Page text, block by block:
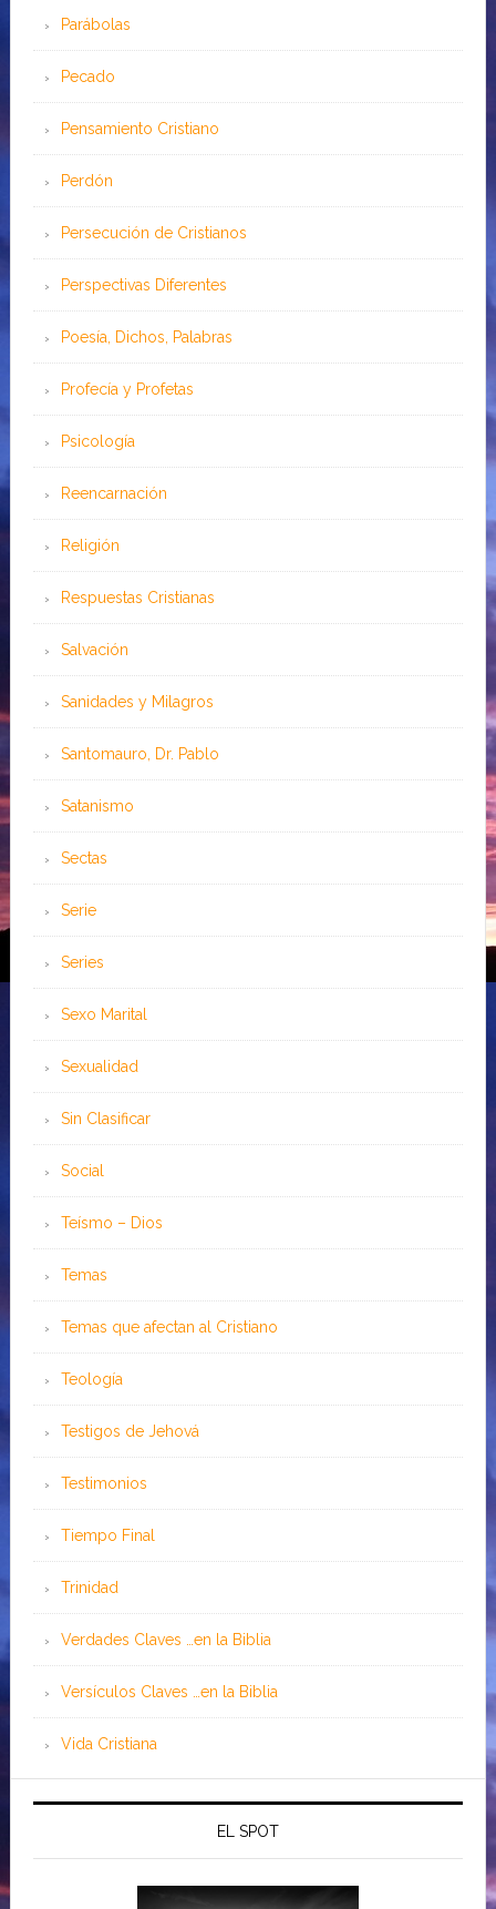
Parábolas
Pecado
Pensamiento Cristiano
Perdón
Persecución de Cristianos
Perspectivas Diferentes
Poesía, Dichos, Palabras
Profecía y Profetas
Psicología
Reencarnación
Religión
Respuestas Cristianas
Salvación
Sanidades y Milagros
Santomauro, Dr. Pablo
Satanismo
Sectas
Serie
Series
Sexo Marital
Sexualidad
Sin Clasificar
Social
Teísmo – Dios
Temas
Temas que afectan al Cristiano
Teología
Testigos de Jehová
Testimonios
Tiempo Final
Trinidad
Verdades Claves …en la Biblia
Versículos Claves …en la Biblia
Vida Cristiana
EL SPOT